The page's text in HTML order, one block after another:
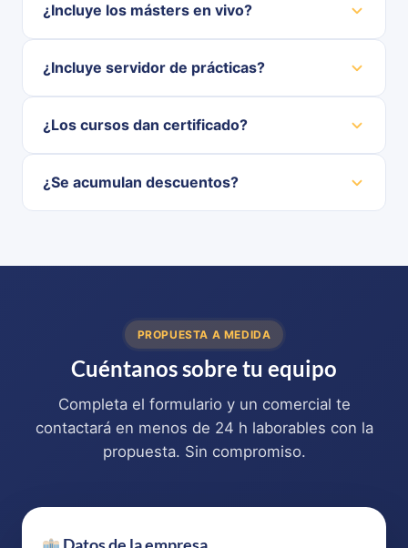
¿Incluye los másters en vivo?
¿Incluye servidor de prácticas?
¿Los cursos dan certificado?
¿Se acumulan descuentos?
PROPUESTA A MEDIDA
Cuéntanos sobre tu equipo
Completa el formulario y un comercial te
contactará en menos de 24 h laborables con la
propuesta. Sin compromiso.